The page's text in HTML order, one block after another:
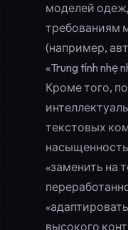
моделей
требованиям
(например,
«Trung tính nhẹ
Кроме того,
текстовых
«заменить на
высокого